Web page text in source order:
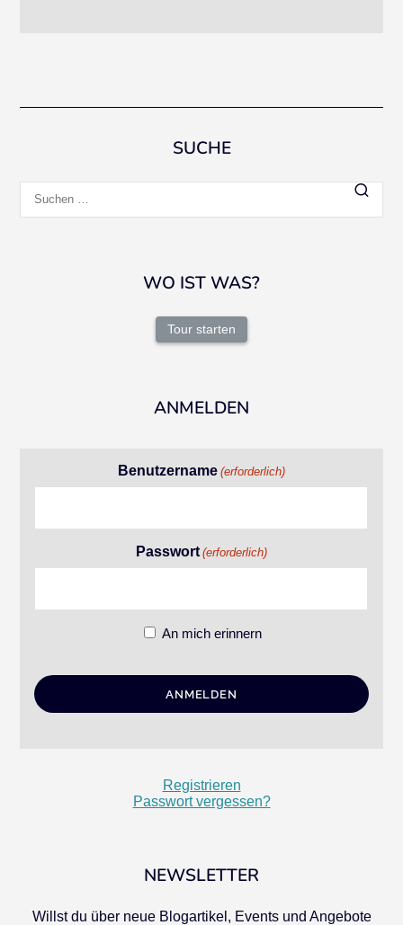
SUCHE
nach:
WO IST WAS?
Tour starten
ANMELDEN
Benutzername (erforderlich)
Passwort (erforderlich)
An mich erinnern
Registrieren
Passwort vergessen?
NEWSLETTER
Willst du über neue Blogartikel, Events und Angebote